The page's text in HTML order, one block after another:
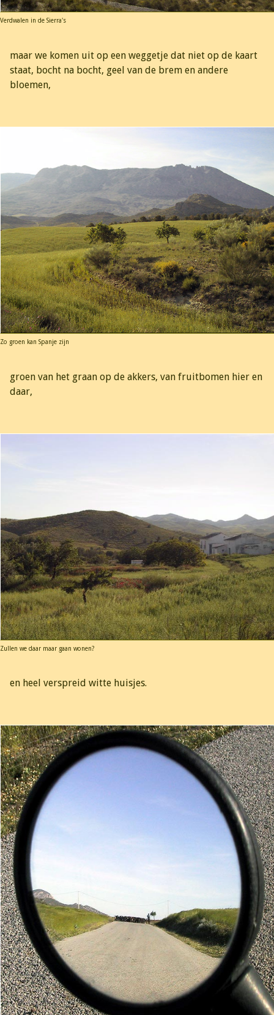
Verdwalen in de Sierra's
maar we komen uit op een weggetje dat niet op de kaart
staat, bocht na bocht, geel van de brem en andere
bloemen,
Zo groen kan Spanje zijn
groen van het graan op de akkers, van fruitbomen hier en
daar,
Zullen we daar maar gaan wonen?
en heel verspreid witte huisjes.